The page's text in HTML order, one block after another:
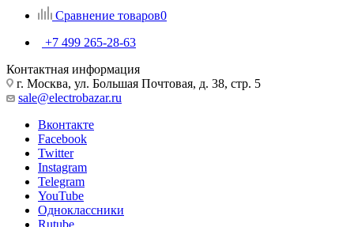
Сравнение товаров0
+7 499 265-28-63
Контактная информация
г. Москва, ул. Большая Почтовая, д. 38, стр. 5
sale@electrobazar.ru
Вконтакте
Facebook
Twitter
Instagram
Telegram
YouTube
Одноклассники
Rutube